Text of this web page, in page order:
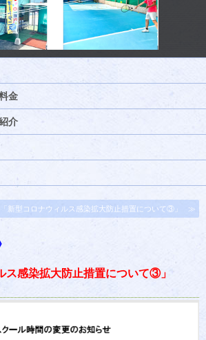
金
介
新型コロナウィルス感染拡大防止措置について③」 ≫
ス感染拡大防止措置について③」